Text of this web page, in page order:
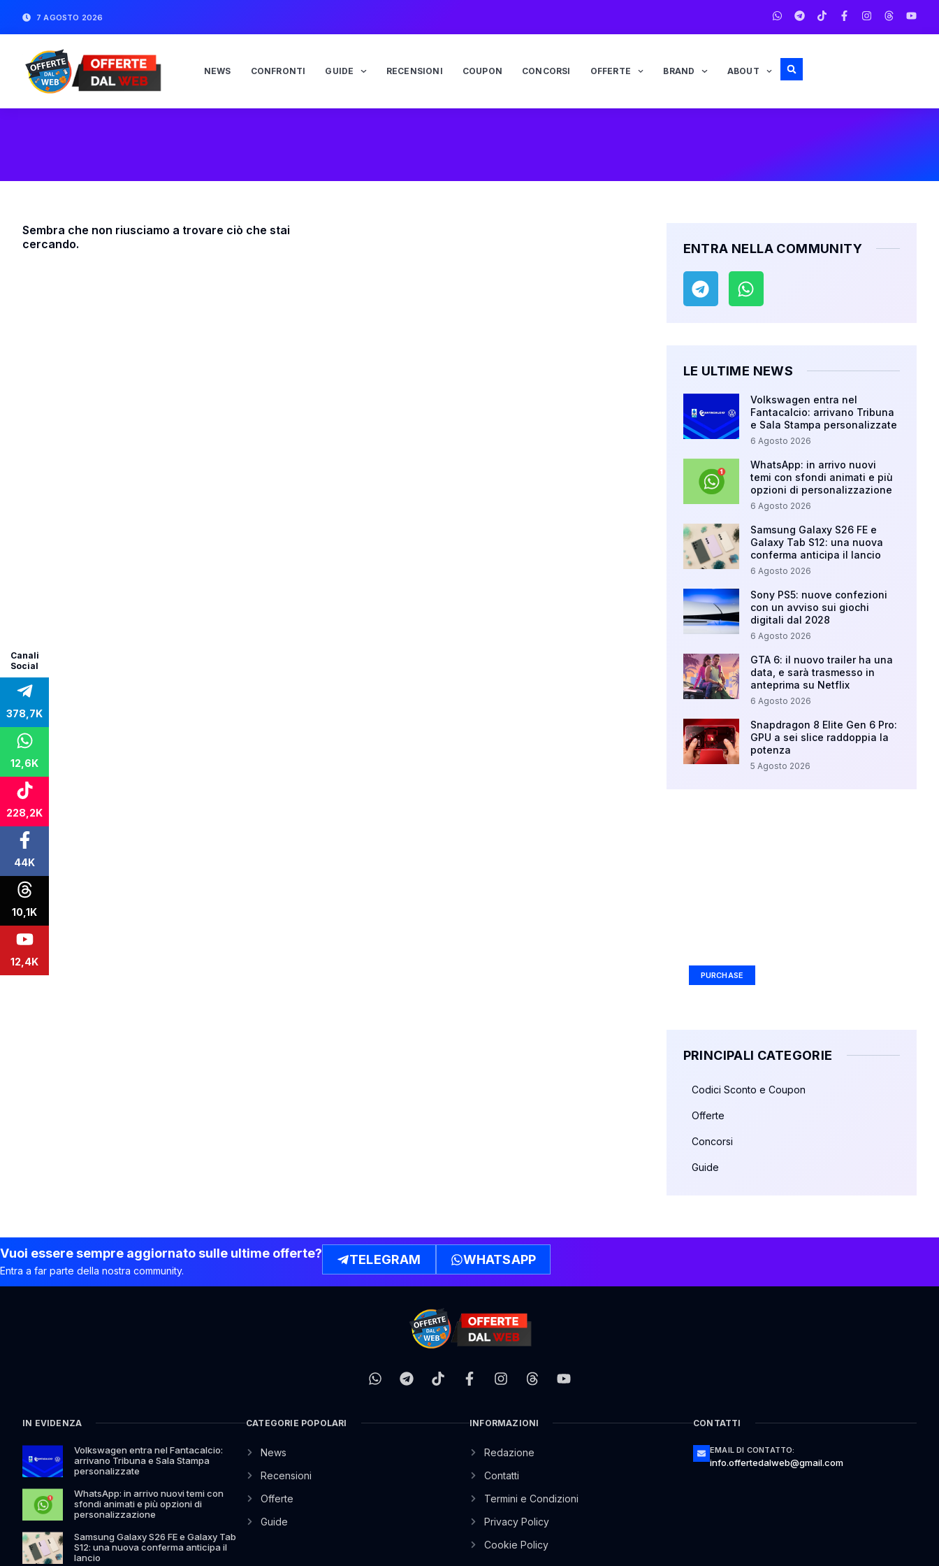
7 AGOSTO 2026
NEWS CONFRONTI GUIDE RECENSIONI COUPON CONCORSI OFFERTE BRAND ABOUT
Canali
Social
378,7K
12,6K
228,2K
44K
10,1K
12,4K
Sembra che non riusciamo a trovare ciò che stai
cercando.
ENTRA NELLA COMMUNITY
LE ULTIME NEWS
Volkswagen entra nel
Fantacalcio: arrivano Tribuna
e Sala Stampa personalizzate
6 Agosto 2026
WhatsApp: in arrivo nuovi
temi con sfondi animati e più
opzioni di personalizzazione
6 Agosto 2026
Samsung Galaxy S26 FE e
Galaxy Tab S12: una nuova
conferma anticipa il lancio
6 Agosto 2026
Sony PS5: nuove confezioni
con un avviso sui giochi
digitali dal 2028
6 Agosto 2026
GTA 6: il nuovo trailer ha una
data, e sarà trasmesso in
anteprima su Netflix
6 Agosto 2026
Snapdragon 8 Elite Gen 6 Pro:
GPU a sei slice raddoppia la
potenza
5 Agosto 2026
PURCHASE
PRINCIPALI CATEGORIE
Codici Sconto e Coupon
Offerte
Concorsi
Guide
Vuoi essere sempre aggiornato sulle ultime offerte?
Entra a far parte della nostra community.
TELEGRAM WHATSAPP
IN EVIDENZA
Volkswagen entra nel Fantacalcio:
arrivano Tribuna e Sala Stampa
personalizzate
WhatsApp: in arrivo nuovi temi con
sfondi animati e più opzioni di
personalizzazione
Samsung Galaxy S26 FE e Galaxy Tab
S12: una nuova conferma anticipa il
lancio
CATEGORIE POPOLARI
News
Recensioni
Offerte
Guide
INFORMAZIONI
Redazione
Contatti
Termini e Condizioni
Privacy Policy
Cookie Policy
CONTATTI
EMAIL DI CONTATTO:
info.offertedalweb@gmail.com